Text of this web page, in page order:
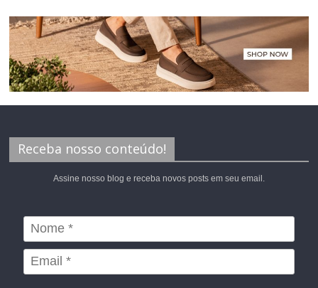
Receba nosso conteúdo!
Assine nosso blog e receba novos posts em seu email.